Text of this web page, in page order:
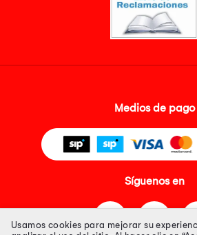
Medios de pago
Síguenos en
Usamos cookies para mejorar su